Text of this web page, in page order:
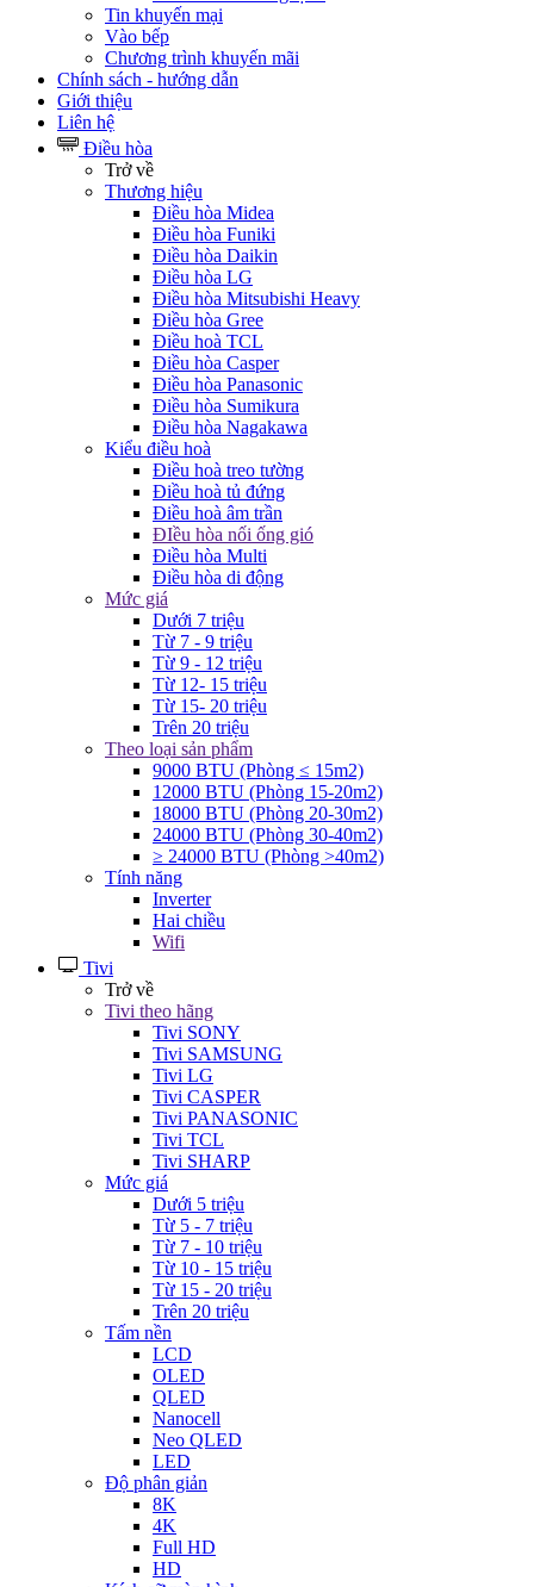
Tin khuyến mại
Vào bếp
Chương trình khuyến mãi
Chính sách - hướng dẫn
Giới thiệu
Liên hệ
Điều hòa
Trở về
Thương hiệu
Điều hòa Midea
Điều hòa Funiki
Điều hòa Daikin
Điều hòa LG
Điều hòa Mitsubishi Heavy
Điều hòa Gree
Điều hoà TCL
Điều hòa Casper
Điều hòa Panasonic
Điều hòa Sumikura
Điều hòa Nagakawa
Kiểu điều hoà
Điều hoà treo tường
Điều hoà tủ đứng
Điều hoà âm trần
ĐIều hòa nối ống gió
Điều hòa Multi
Điều hòa di động
Mức giá
Dưới 7 triệu
Từ 7 - 9 triệu
Từ 9 - 12 triệu
Từ 12- 15 triệu
Từ 15- 20 triệu
Trên 20 triệu
Theo loại sản phẩm
9000 BTU (Phòng ≤ 15m2)
12000 BTU (Phòng 15-20m2)
18000 BTU (Phòng 20-30m2)
24000 BTU (Phòng 30-40m2)
≥ 24000 BTU (Phòng >40m2)
Tính năng
Inverter
Hai chiều
Wifi
Tivi
Trở về
Tivi theo hãng
Tivi SONY
Tivi SAMSUNG
Tivi LG
Tivi CASPER
Tivi PANASONIC
Tivi TCL
Tivi SHARP
Mức giá
Dưới 5 triệu
Từ 5 - 7 triệu
Từ 7 - 10 triệu
Từ 10 - 15 triệu
Từ 15 - 20 triệu
Trên 20 triệu
Tấm nền
LCD
OLED
QLED
Nanocell
Neo QLED
LED
Độ phân giản
8K
4K
Full HD
HD